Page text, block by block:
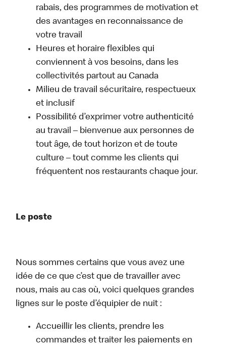
rabais, des programmes de motivation et
des avantages en reconnaissance de
votre travail
Heures et horaire flexibles qui
conviennent à vos besoins, dans les
collectivités partout au Canada
Milieu de travail sécuritaire, respectueux
et inclusif
Possibilité d’exprimer votre authenticité
au travail – bienvenue aux personnes de
tout âge, de tout horizon et de toute
culture – tout comme les clients qui
fréquentent nos restaurants chaque jour.
Le poste
Nous sommes certains que vous avez une
idée de ce que c’est que de travailler avec
nous, mais au cas où, voici quelques grandes
lignes sur le poste d’équipier de nuit :
Accueillir les clients, prendre les
commandes et traiter les paiements en